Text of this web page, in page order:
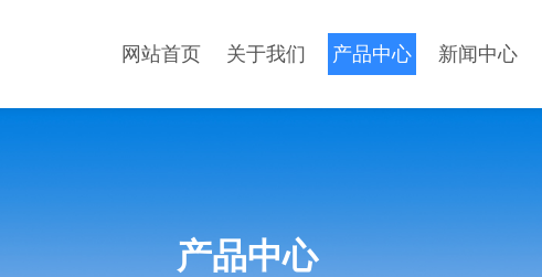
网站首页 关于我们 产品中心 新闻中心
产品中心